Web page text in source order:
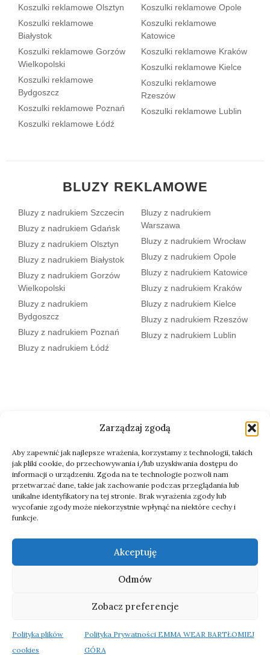
Zarządzaj zgodą
Aby zapewnić jak najlepsze wrażenia, korzystamy z technologii, takich
jak pliki cookie, do przechowywania i/lub uzyskiwania dostępu do
informacji o urządzeniu. Zgoda na te technologie pozwoli nam
przetwarzać dane, takie jak zachowanie podczas przeglądania lub
unikalne identyfikatory na tej stronie. Brak wyrażenia zgody lub
wycofanie zgody może niekorzystnie wpłynąć na niektóre cechy i
funkcje.
Akceptuję
Odmów
Zobacz preferencje
Polityka plików
cookies
Polityka Prywatności EMMA WEAR BARTŁOMIEJ
GÓRA​
Koszulki reklamowe Olsztyn
Koszulki reklamowe
Białystok
Koszulki reklamowe Gorzów
Wielkopolski
Koszulki reklamowe
Bydgoszcz
Koszulki reklamowe Poznań
Koszulki reklamowe Łódź
Koszulki reklamowe Opole
Koszulki reklamowe
Katowice
Koszulki reklamowe Kraków
Koszulki reklamowe Kielce
Koszulki reklamowe
Rzeszów
Koszulki reklamowe Lublin
BLUZY REKLAMOWE
Bluzy z nadrukiem Szczecin
Bluzy z nadrukiem Gdańsk
Bluzy z nadrukiem Olsztyn
Bluzy z nadrukiem Białystok
Bluzy z nadrukiem Gorzów
Wielkopolski
Bluzy z nadrukiem
Bydgoszcz
Bluzy z nadrukiem Poznań
Bluzy z nadrukiem Łódź
Bluzy z nadrukiem
Warszawa
Bluzy z nadrukiem Wrocław
Bluzy z nadrukiem Opole
Bluzy z nadrukiem Katowice
Bluzy z nadrukiem Kraków
Bluzy z nadrukiem Kielce
Bluzy z nadrukiem Rzeszów
Bluzy z nadrukiem Lublin